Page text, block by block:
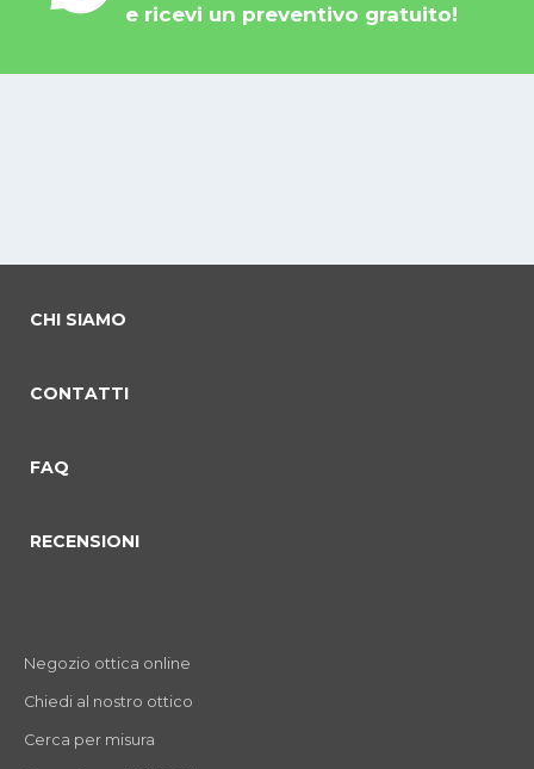
e ricevi un preventivo gratuito!
CHI SIAMO
CONTATTI
FAQ
RECENSIONI
Negozio ottica online
Chiedi al nostro ottico
Cerca per misura